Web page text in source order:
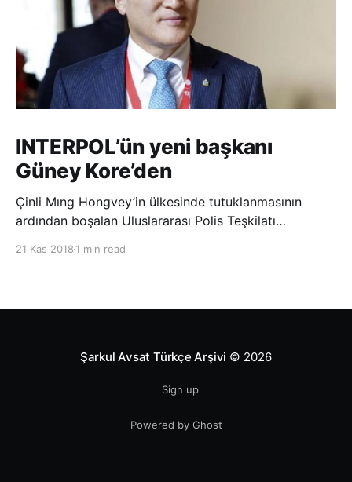
INTERPOL’ün yeni başkanı
Güney Kore’den
Çinli Mıng Hongvey’in ülkesinde tutuklanmasının
ardından boşalan Uluslararası Polis Teşkilatı
21 Kas 2018 1 min read
Şarkul Avsat Türkçe Arşivi © 2026
Sign up
Powered by Ghost